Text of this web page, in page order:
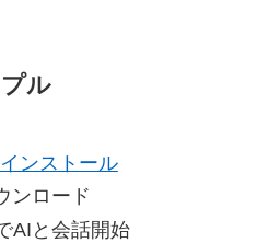
ル
ンストール
ンロード
AIと会話開始